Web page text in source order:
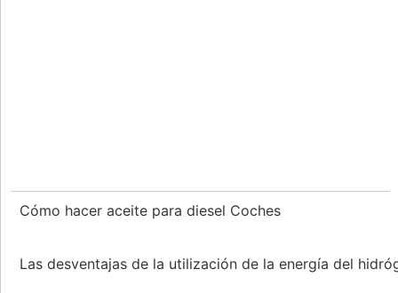
Cómo hacer aceite para diesel Coches
Las desventajas de la utilización de la energía del